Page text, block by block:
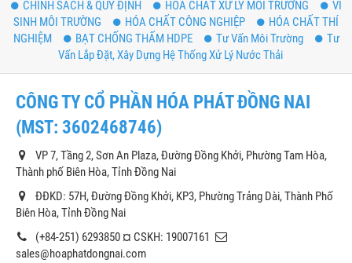
CHÍNH SÁCH & QUY ĐỊNH HÓA CHẤT XỬ LÝ MÔI TRƯỜNG
VI
SINH MÔI TRƯỜNG
HÓA CHẤT CÔNG NGHIỆP
HÓA CHẤT THÍ
NGHIỆM
BẠT CHỐNG THẤM HDPE Tư Vấn Môi Trường
Tư
Vấn Lắp Đặt, Xây Dựng Hệ Thống Xử Lý Nước Thải
CÔNG TY CỔ PHẦN HÓA PHÁT ĐỒNG NAI
(MST: 3602468746)
VP 7, Tầng 2, Sơn An Plaza, Đường Đồng Khởi, Phường Tam Hòa,
Thành phố Biên Hòa, Tỉnh Đồng Nai
ĐĐKD: 57H, Đường Đồng Khởi, KP3, Phường Trảng Dài, Thành Phố
Biên Hòa, Tỉnh Đồng Nai
(+84-251) 6293850 ¤ CSKH: 19007161
sales@hoaphatdongnai.com